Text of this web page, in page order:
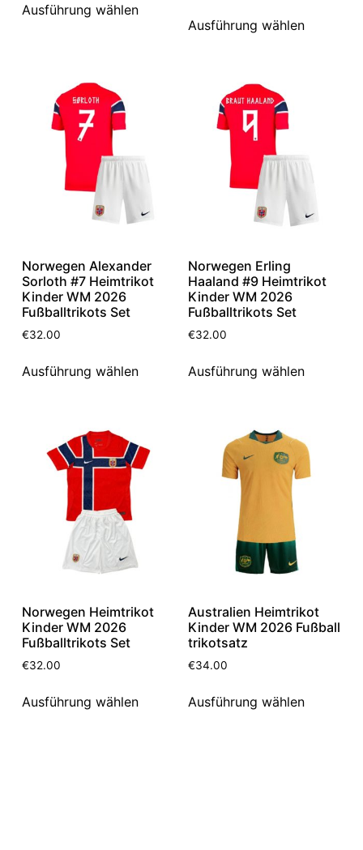
Ausführung wählen
Ausführung wählen
Norwegen Alexander
Sorloth #7 Heimtrikot
Kinder WM 2026
Fußballtrikots Set
€32.00
Ausführung wählen
Norwegen Erling
Haaland #9 Heimtrikot
Kinder WM 2026
Fußballtrikots Set
€32.00
Ausführung wählen
Norwegen Heimtrikot
Kinder WM 2026
Fußballtrikots Set
€32.00
Ausführung wählen
Australien Heimtrikot
Kinder WM 2026 Fußball
trikotsatz
€34.00
Ausführung wählen